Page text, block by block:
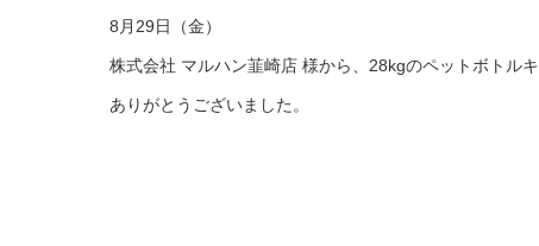
8月29日（金）
株式会社 マルハン韮崎店 様から、28kgのペットボトル
ありがとうございました。